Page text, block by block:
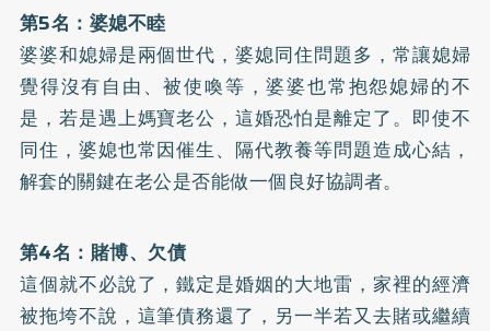
第5名：婆媳不睦
婆婆和媳婦是兩個世代，婆媳同住問題多，常讓媳婦
覺得沒有自由、被使喚等，婆婆也常抱怨媳婦的不
是，若是遇上媽寶老公，這婚恐怕是離定了。即使不
同住，婆媳也常因催生、隔代教養等問題造成心結，
解套的關鍵在老公是否能做一個良好協調者。
第4名：賭博、欠債
這個就不必說了，鐵定是婚姻的大地雷，家裡的經濟
被拖垮不說，這筆債務還了，另一半若又去賭或繼續